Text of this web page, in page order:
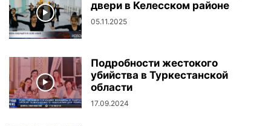
двери в Келесском районе
05.11.2025
Подробности жестокого
убийства в Туркестанской
области
17.09.2024